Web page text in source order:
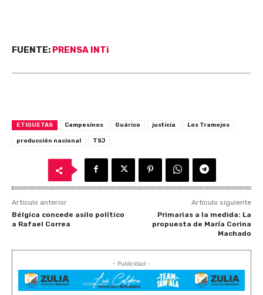
FUENTE: PRENSA INTi
ETIQUETAS Campesinos Guárico justicia Los Tramojos
producción nacional TSJ
Artículo anterior
Bélgica concede asilo político
a Rafael Correa
Artículo siguiente
Primarias a la medida: La
propuesta de María Corina
Machado
- Publicidad -